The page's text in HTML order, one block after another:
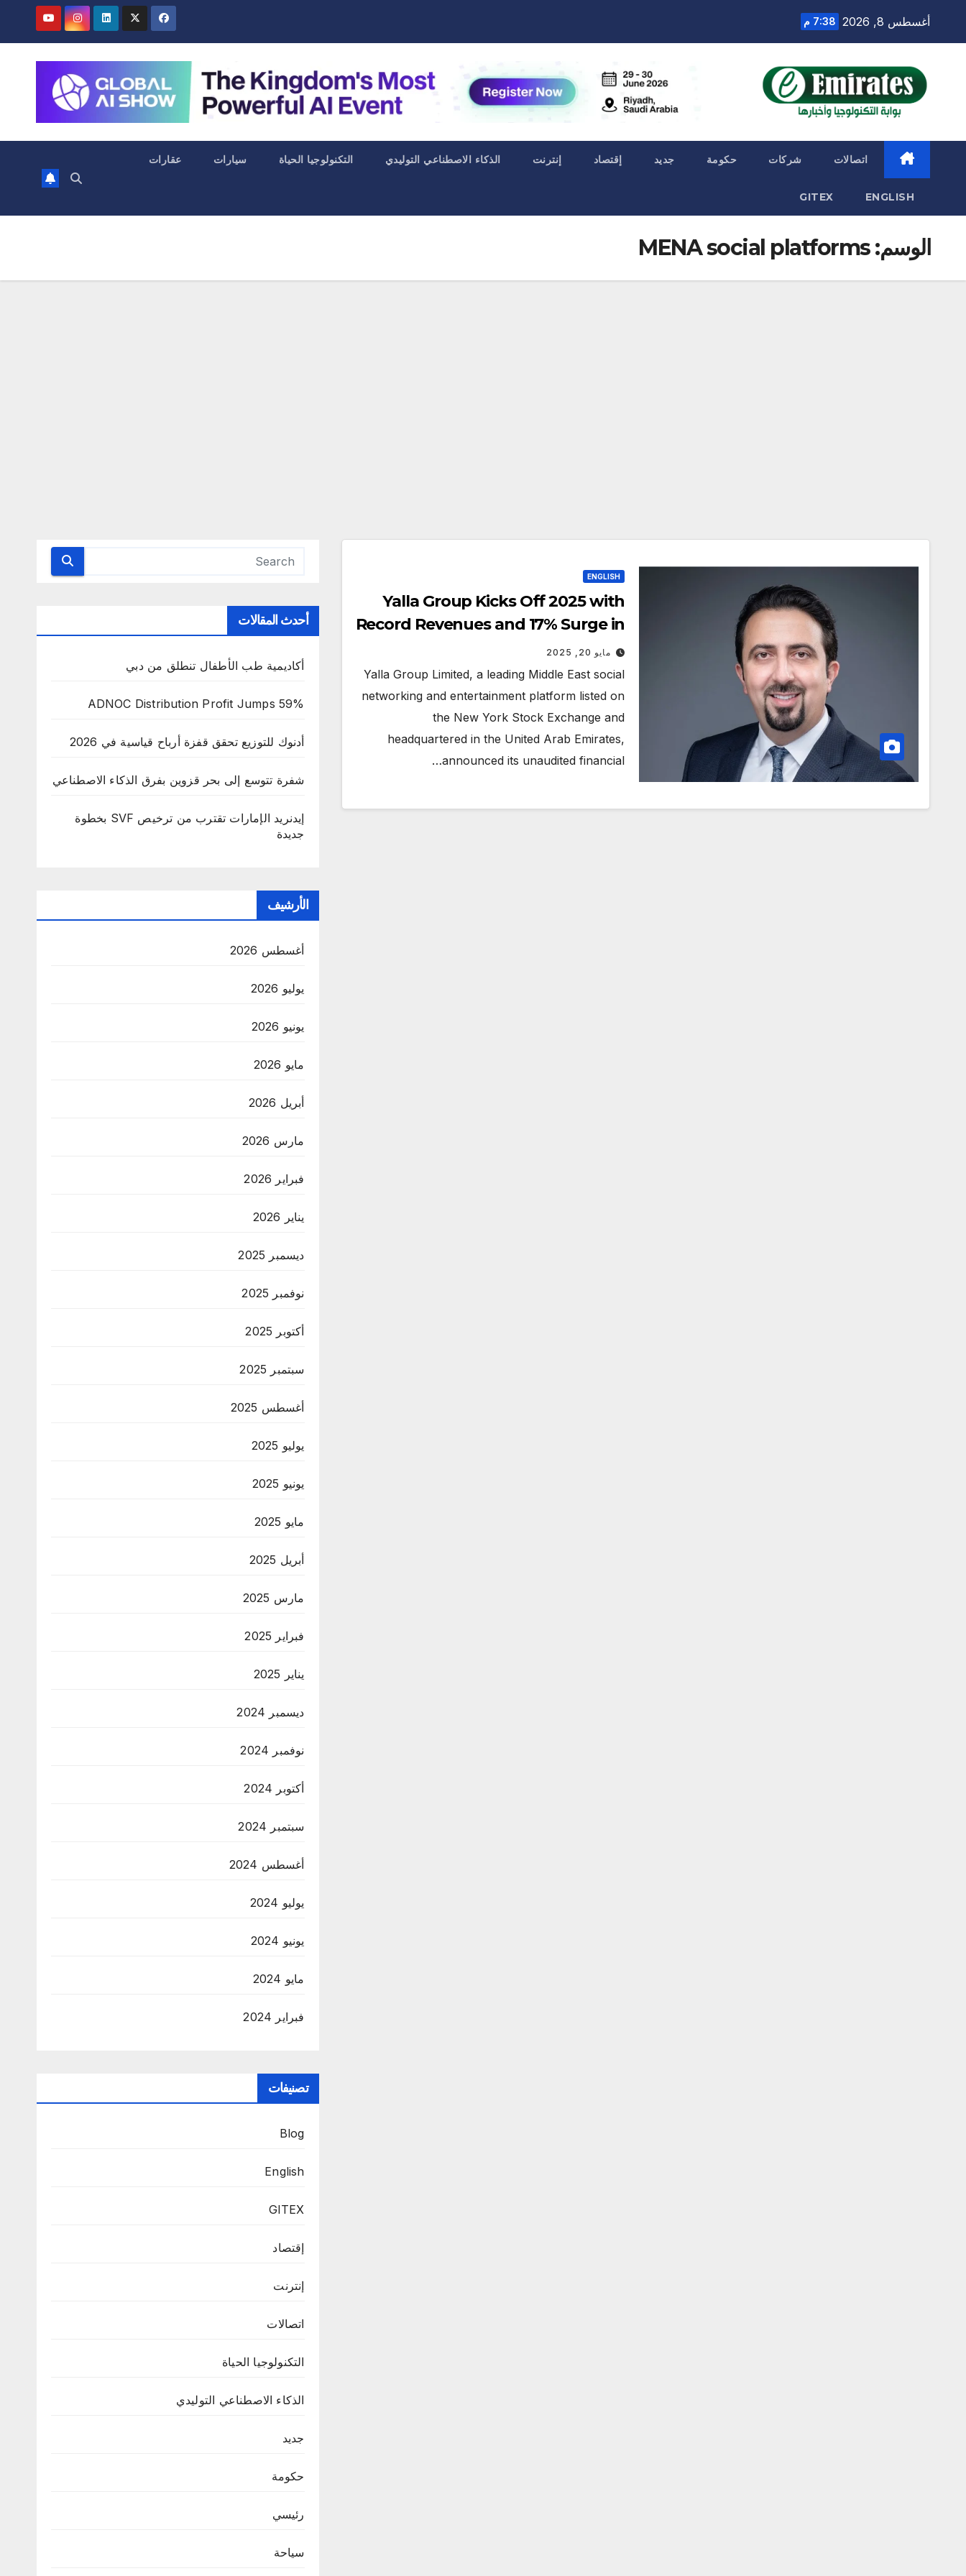
أغسطس 8, 2026 7:38 م
اتصالات شركات حكومة جديد إقتصاد إنترنت الذكاء الاصطناعي التوليدي التكنولوجيا الحياة سيارات عقارات
ENGLISH
GITEX
الوسم:MENA social platforms
ENGLISH
Yalla Group Kicks Off 2025 with
Record Revenues and 17% Surge in
Net Profit
مايو 20, 2025
Yalla Group Limited, a leading Middle East social
networking and entertainment platform listed on
the New York Stock Exchange and
headquartered in the United Arab Emirates,
announced its unaudited financial…
أحدث المقالات
أكاديمية طب الأطفال تنطلق من دبي
ADNOC Distribution Profit Jumps 59%
أدنوك للتوزيع تحقق قفزة أرباح قياسية في 2026
شفرة تتوسع إلى بحر قزوين بفرق الذكاء الاصطناعي
إيدنريد الإمارات تقترب من ترخيص SVF بخطوة
جديدة
الأرشيف
أغسطس 2026
يوليو 2026
يونيو 2026
مايو 2026
أبريل 2026
مارس 2026
فبراير 2026
يناير 2026
ديسمبر 2025
نوفمبر 2025
أكتوبر 2025
سبتمبر 2025
أغسطس 2025
يوليو 2025
يونيو 2025
مايو 2025
أبريل 2025
مارس 2025
فبراير 2025
يناير 2025
ديسمبر 2024
نوفمبر 2024
أكتوبر 2024
سبتمبر 2024
أغسطس 2024
يوليو 2024
يونيو 2024
مايو 2024
فبراير 2024
تصنيفات
Blog
English
GITEX
إقتصاد
إنترنت
اتصالات
التكنولوجيا الحياة
الذكاء الاصطناعي التوليدي
جديد
حكومة
رئيسي
سياحة